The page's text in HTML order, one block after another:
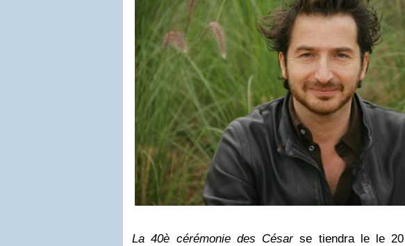
La 40è cérémonie des Césarse tiendra le le